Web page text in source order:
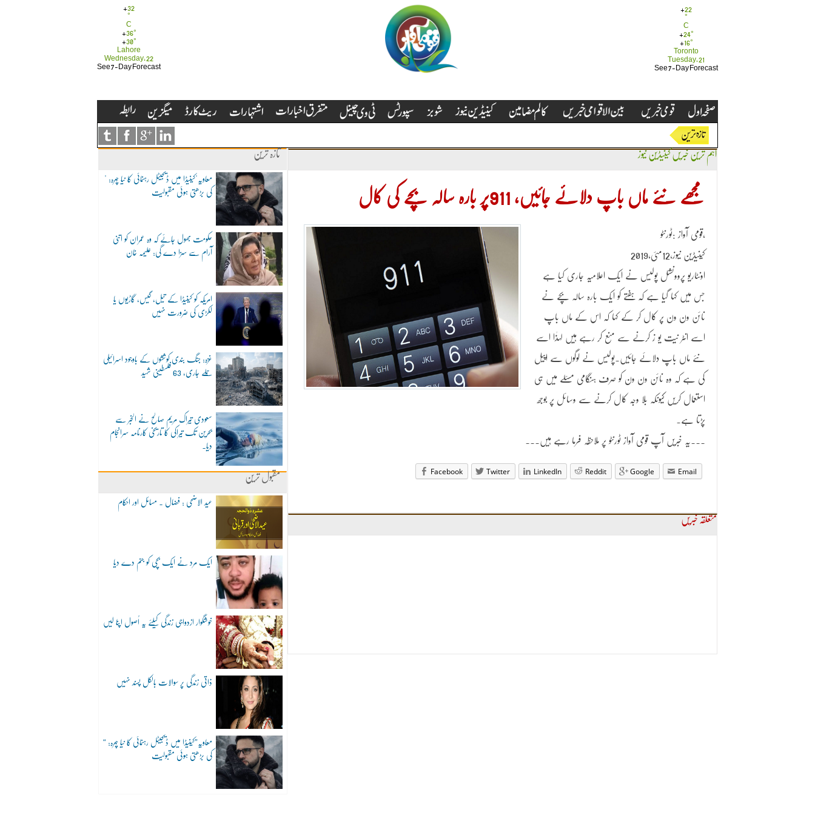
+22
°
C
+24°
+ 16°
Toronto
Tuesday, 21
See 7-Day Forecast
+32
°
C
+36°
+30°
Lahore
Wednesday, 22
See 7-Day Forecast
تازہ ترین
"معاویہ"کینیڈا میں ڈیجیٹل رہنمائی کا نیا چہرہ:
کی بڑھتی ہوئی مقبولیت
حکومت بھول جائے کہ وہ عمران کو اتنی
آرام سے سزا دے گی: علیمہ خان
امریکہ کو کینیڈا کے تیل، گیس، گاڑیوں یا
لکڑی کی ضرورت نہیں
غزہ: جنگ بندی کوششوں کے باوجود اسرائیلی
حملے جاری، 63 فلسطینی شہید
سعودی تیراک مریم صالح نے الخبر سے
بحرین تک تیراکی کا تاریخی کارنامہ سرانجام
دیا۔
مقبول ترین
عید الاضحی : فضال ۔ مسائل اور احکام
ایک مرد نے ایک بچی کو جنم دے دیا
خوشگوار ازدواجی زندگی کیلئے یہ اُصول اپنا لیں
ذاتی زندگی پر سوالات بالکل پسند نہیں
“معاویہ”کینیڈا میں ڈیجیٹل رہنمائی کا نیا چہرہ:
کی بڑھتی ہوئی مقبولیت
اہم ترین خبریں کینیڈین نیوز
مجھے نئے ماں باپ دلائے جائیں، 911پر بارہ سالہ بچے کی کال
قومی آواز :ٹورنٹو،
کینیڈین نیوز،12مئی،2019
اونٹاریو پروونشل پولیس نے ایک اعلامیہ جاری کیا ہے
جس میں کہا گیا ہے کہ ہفتے کو ایک بارہ سالہ بچے نے
نائن ون ون پر کال کر کے کہا کہ اس کے ماں باپ
اسے انٹر نیت یو ز کرنے سے منع کر رہے ہیں لہذٰا اسے
نئے ماں باپ دلائے جائیں۔پولیس نے لوگوں سے اپیل
کی ہے کہ وہ نائن ون ون کو صرف ہنگامی مسئلے میں ہی
استعمال کریں کیونکہ بلا وجہ کال کرنے سے وسائل پر بوجھ
پڑتا ہے۔
۔۔۔یہ خبریں آپ قومی آواز ٹورنٹو پر ملاحظہ فرما رہے ہیں۔۔۔
Facebook Twitter LinkedIn Reddit Google Email
متعلقہ خبریں